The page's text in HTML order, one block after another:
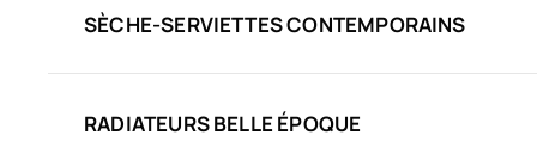
SÈCHE-SERVIETTES CONTEMPORAINS
RADIATEURS BELLE ÉPOQUE